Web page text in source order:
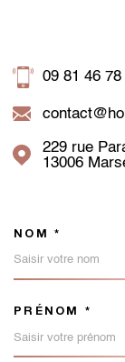
09 81 46 78
229 rue
13006
NOM *
PRÉNOM *